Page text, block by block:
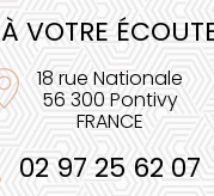
À VOTRE
18 rue Nationale
56 300 Pontivy
FRANCE
02 97 25 62 07